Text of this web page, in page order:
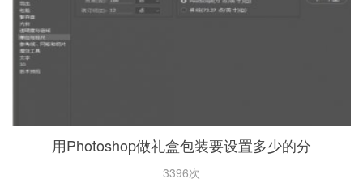
用Photoshop做礼盒包装要设置多少的分
3396次